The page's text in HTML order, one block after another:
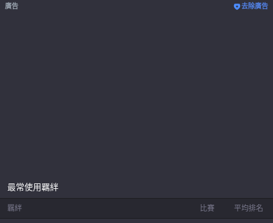
廣告 去除廣告
最常使用羈絆
羈絆 比賽 平均排名